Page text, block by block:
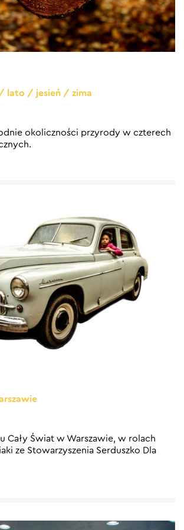
/ lato / jesień / zima
okoliczności przyrody w czterech
Cały Świat w Warszawie, w rolach
ze Stowarzyszenia Serduszko Dla